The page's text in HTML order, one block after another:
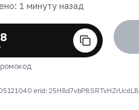
1 минуту назад
erid: 25H8d7vbP8SRTvHZrUcdLB